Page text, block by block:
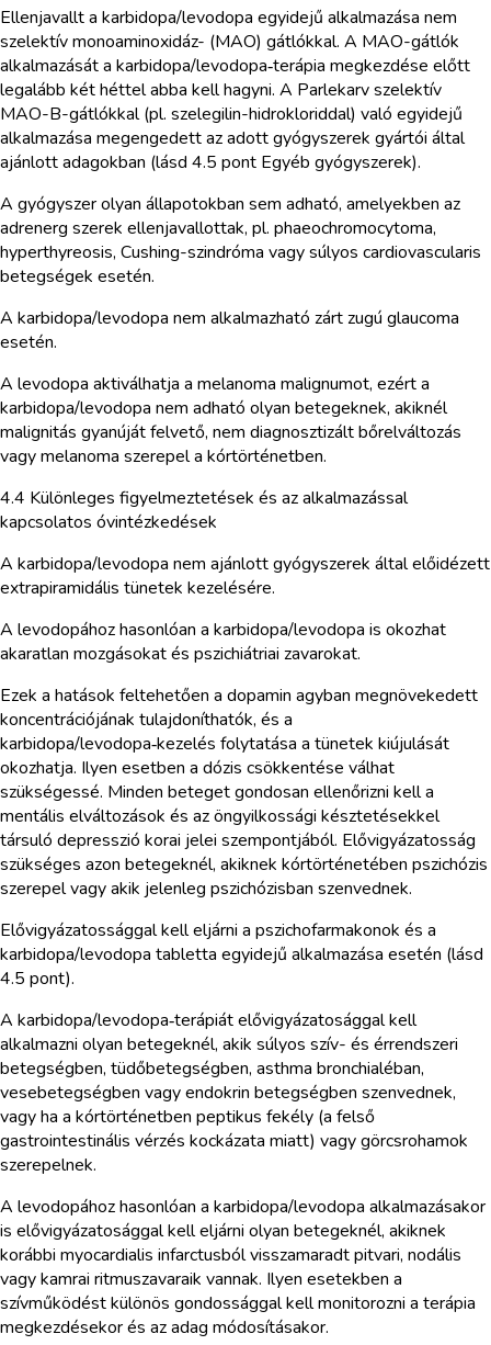
Ellenjavallt a karbidopa/levodopa egyidejű alkalmazása nem
szelektív monoaminoxidáz- (MAO) gátlókkal. A MAO-gátlók
alkalmazását a karbidopa/levodopa‑terápia megkezdése előtt
legalább két héttel abba kell hagyni. A Parlekarv szelektív
MAO-B-gátlókkal (pl. szelegilin-hidrokloriddal) való egyidejű
alkalmazása megengedett az adott gyógyszerek gyártói által
ajánlott adagokban (lásd 4.5 pont Egyéb gyógyszerek).
A gyógyszer olyan állapotokban sem adható, amelyekben az
adrenerg szerek ellenjavallottak, pl. phaeochromocytoma,
hyperthyreosis, Cushing-szindróma vagy súlyos cardiovascularis
betegségek esetén.
A karbidopa/levodopa nem alkalmazható zárt zugú glaucoma
esetén.
A levodopa aktiválhatja a melanoma malignumot, ezért a
karbidopa/levodopa nem adható olyan betegeknek, akiknél
malignitás gyanúját felvető, nem diagnosztizált bőrelváltozás
vagy melanoma szerepel a kórtörténetben.
4.4 Különleges figyelmeztetések és az alkalmazással
kapcsolatos óvintézkedések
A karbidopa/levodopa nem ajánlott gyógyszerek által előidézett
extrapiramidális tünetek kezelésére.
A levodopához hasonlóan a karbidopa/levodopa is okozhat
akaratlan mozgásokat és pszichiátriai zavarokat.
Ezek a hatások feltehetően a dopamin agyban megnövekedett
koncentrációjának tulajdoníthatók, és a
karbidopa/levodopa‑kezelés folytatása a tünetek kiújulását
okozhatja. Ilyen esetben a dózis csökkentése válhat
szükségessé. Minden beteget gondosan ellenőrizni kell a
mentális elváltozások és az öngyilkossági késztetésekkel
társuló depresszió korai jelei szempontjából. Elővigyázatosság
szükséges azon betegeknél, akiknek kórtörténetében pszichózis
szerepel vagy akik jelenleg pszichózisban szenvednek.
Elővigyázatossággal kell eljárni a pszichofarmakonok és a
karbidopa/levodopa tabletta egyidejű alkalmazása esetén (lásd
4.5 pont).
A karbidopa/levodopa‑terápiát elővigyázatosággal kell
alkalmazni olyan betegeknél, akik súlyos szív- és érrendszeri
betegségben, tüdőbetegségben, asthma bronchialéban,
vesebetegségben vagy endokrin betegségben szenvednek,
vagy ha a kórtörténetben peptikus fekély (a felső
gastrointestinális vérzés kockázata miatt) vagy görcsrohamok
szerepelnek.
A levodopához hasonlóan a karbidopa/levodopa alkalmazásakor
is elővigyázatosággal kell eljárni olyan betegeknél, akiknek
korábbi myocardialis infarctusból visszamaradt pitvari, nodális
vagy kamrai ritmuszavaraik vannak. Ilyen esetekben a
szívműködést különös gondossággal kell monitorozni a terápia
megkezdésekor és az adag módosításakor.